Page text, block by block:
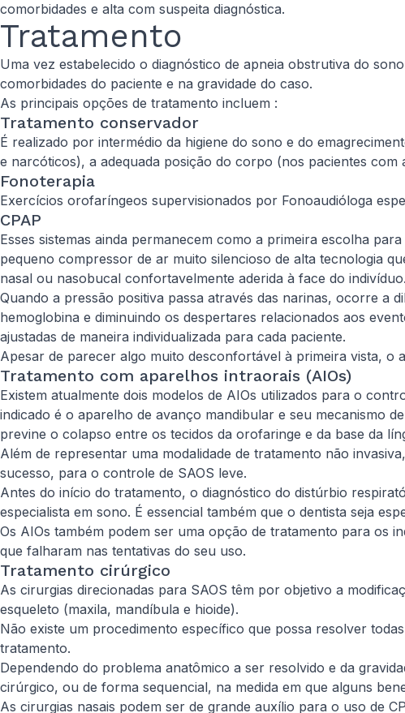
comorbidades e alta com suspeita diagnóstica.
Tratamento
Uma vez estabelecido o diagnóstico de apneia obstrutiva do
comorbidades do paciente e na gravidade do caso.
As principais opções de tratamento incluem :
Tratamento conservador
É realizado por intermédio da higiene do sono e do
e narcóticos), a adequada posição do corpo (nos pacientes
Fonoterapia
Exercícios orofaríngeos supervisionados por Fonoaudióloga
CPAP
Esses sistemas ainda permanecem como a primeira escolha
pequeno compressor de ar muito silencioso de alta tecnologia
nasal ou nasobucal confortavelmente aderida à face do indivíduo.
Quando a pressão positiva passa através das narinas, ocorre a
hemoglobina e diminuindo os despertares relacionados aos
ajustadas de maneira individualizada para cada paciente.
Apesar de parecer algo muito desconfortável à primeira vista, o
Tratamento com aparelhos intraorais (AIOs)
Existem atualmente dois modelos de AIOs utilizados para o
indicado é o aparelho de avanço mandibular e seu mecanismo
previne o colapso entre os tecidos da orofaringe e da base da
Além de representar uma modalidade de tratamento não
sucesso, para o controle de SAOS leve.
Antes do início do tratamento, o diagnóstico do distúrbio
especialista em sono. É essencial também que o dentista seja
Os AIOs também podem ser uma opção de tratamento para os
que falharam nas tentativas do seu uso.
Tratamento cirúrgico
As cirurgias direcionadas para SAOS têm por objetivo a
esqueleto (maxila, mandíbula e hioide).
Não existe um procedimento específico que possa resolver
tratamento.
Dependendo do problema anatômico a ser resolvido e da
cirúrgico, ou de forma sequencial, na medida em que alguns
As cirurgias nasais podem ser de grande auxílio para o uso de